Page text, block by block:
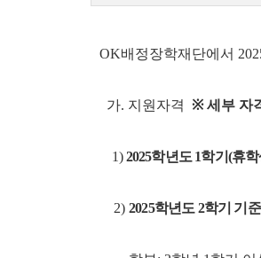
OK배정장학재단에서
가. 지원자격 ※ 세부 자
1)2025학년도 1학기(휴
2) 2025학년도 2학기 기준